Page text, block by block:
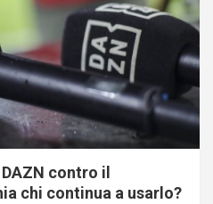
contro il
chi continua a usarlo?